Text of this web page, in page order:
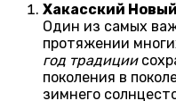
Хакасский
Один из самых
протяжении
год традиции
поколения в
зимнего